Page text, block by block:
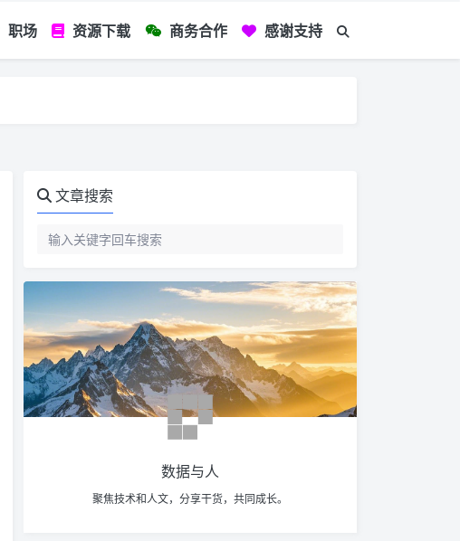
职场 资源下载 商务合作 感谢支持
文章搜索
数据与人
聚焦技术和人文，分享干货，共同成长。